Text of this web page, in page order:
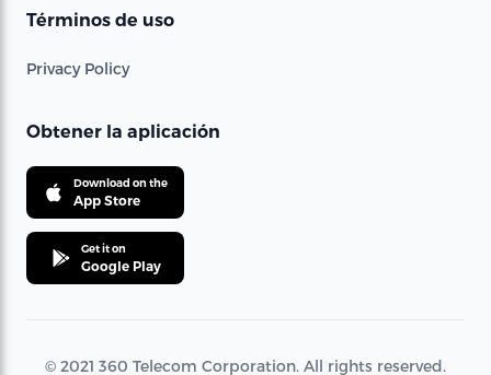
Términos de uso
Privacy Policy
Obtener la aplicación
Download on the
App Store
Get it on
Google Play
© 2021 360 Telecom Corporation. All rights reserved.